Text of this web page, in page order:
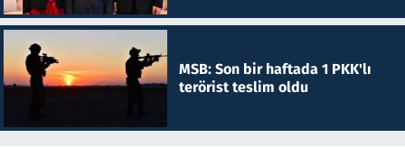
MSB: Son bir haftada 1 PKK'lı
terörist teslim oldu